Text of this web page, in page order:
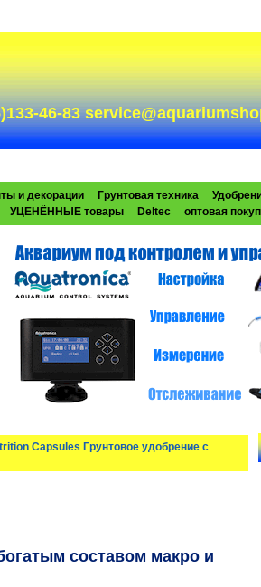
46-83
и декорации Грунтовая техника
УЦЕНЁННЫЕ товары Deltec оптовая
Capsules Грунтовое удобрение с
составом макро и